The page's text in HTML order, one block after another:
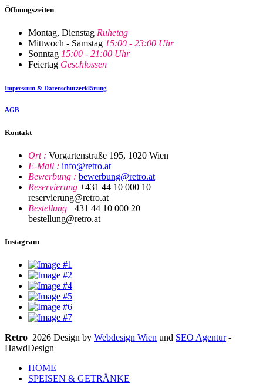
Öffnungszeiten
Montag, Dienstag Ruhetag
Mittwoch - Samstag 15:00 - 23:00 Uhr
Sonntag 15:00 - 21:00 Uhr
Feiertag Geschlossen
Impressum & Datenschutzerklärung
AGB
Kontakt
Ort : Vorgartenstraße 195, 1020 Wien
E-Mail : info@retro.at
Bewerbung : bewerbung@retro.at
Reservierung +431 44 10 000 10
reservierung@retro.at
Bestellung +431 44 10 000 20
bestellung@retro.at
Instagram
Retro 2026 Design by Webdesign Wien und SEO Agentur-
HawdDesign
HOME
SPEISEN & GETRÄNKE